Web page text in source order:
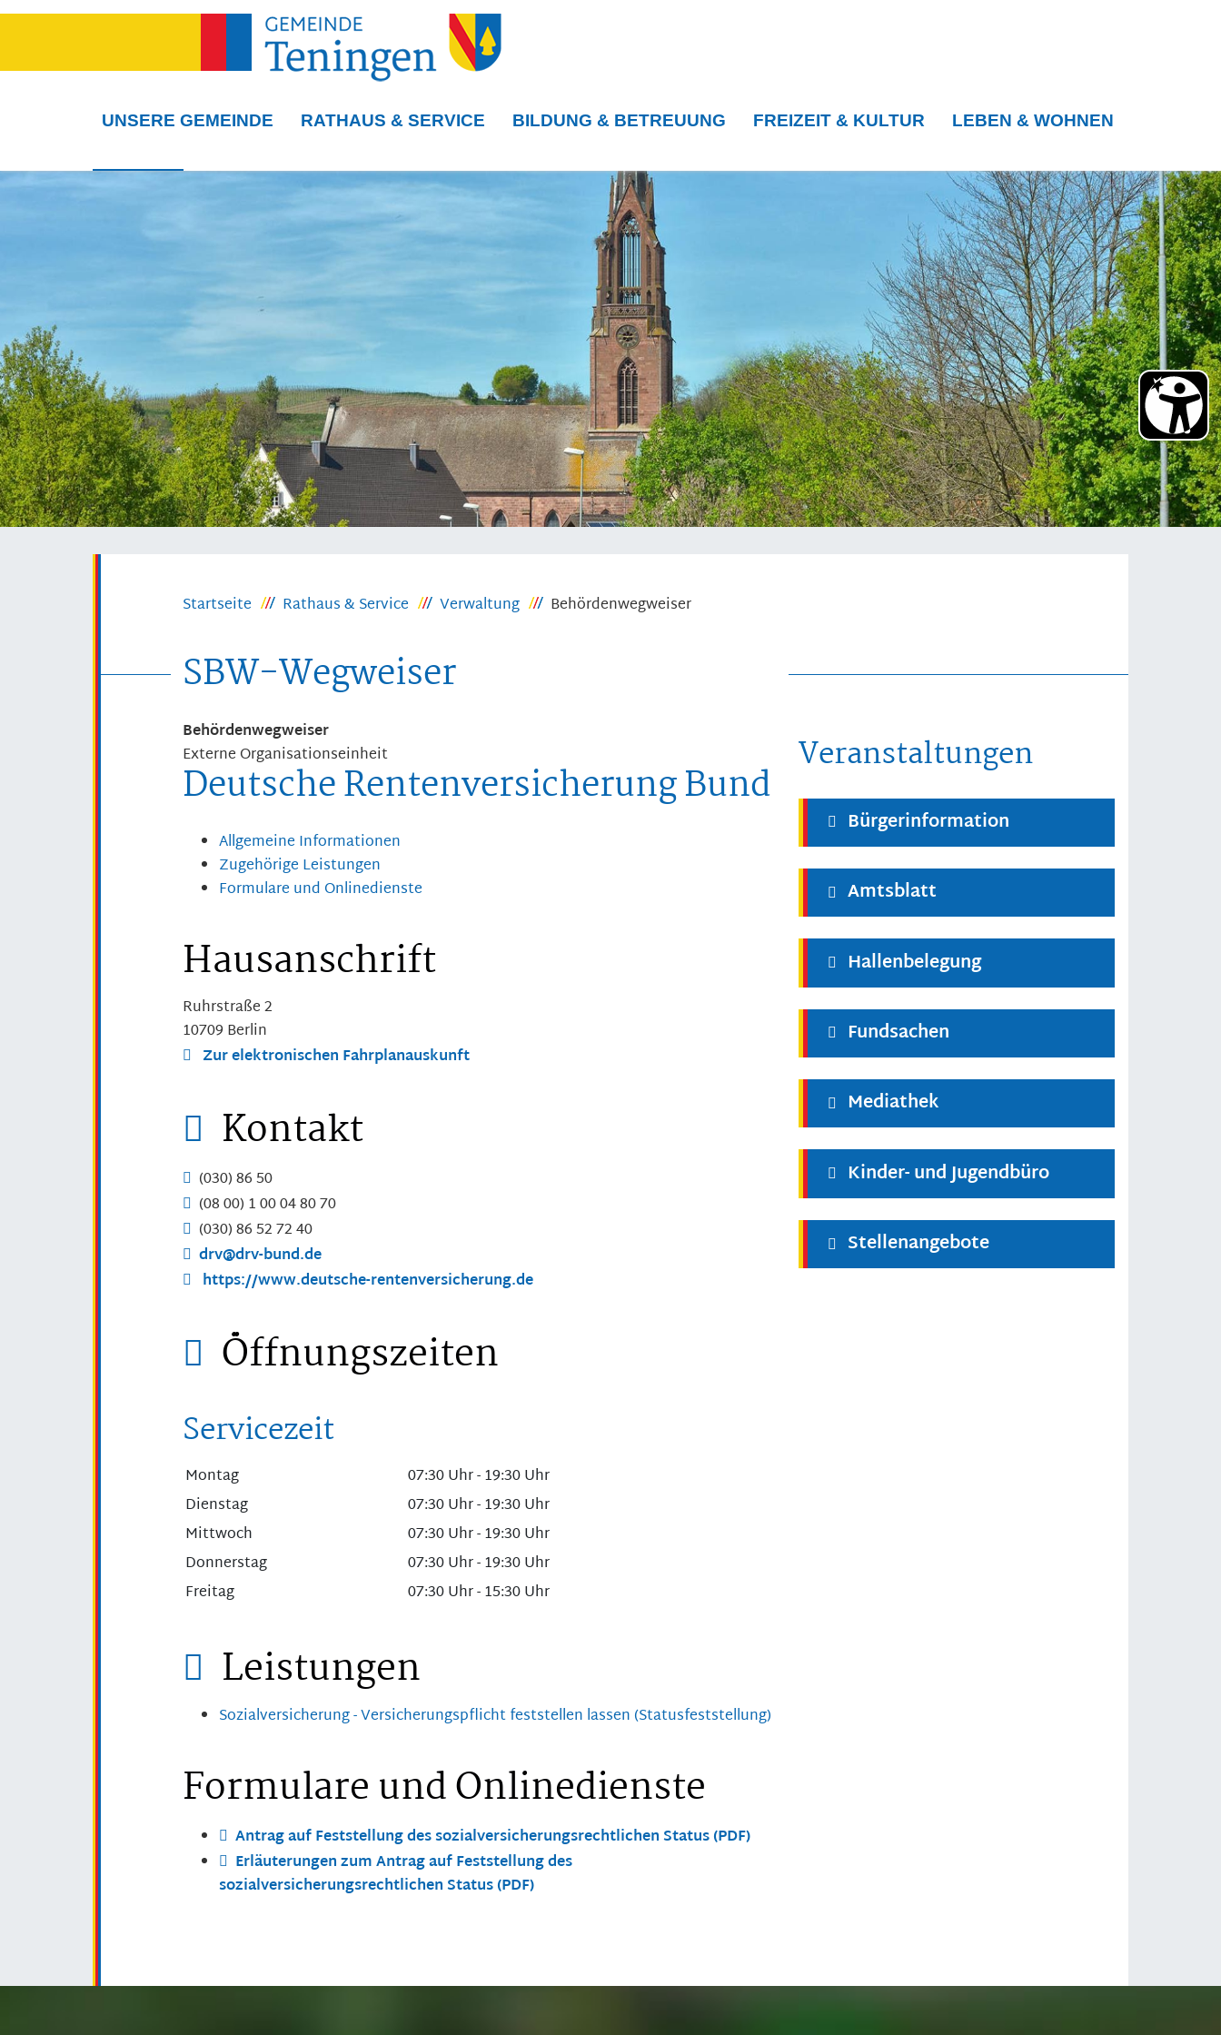
UNSERE GEMEINDE RATHAUS & SERVICE BILDUNG & BETREUUNG FREIZEIT & KULTUR LEBEN & WOHNEN
Startseite Rathaus & Service Verwaltung Behördenwegweiser
SBW-Wegweiser
Behördenwegweiser
Externe Organisationseinheit
Deutsche Rentenversicherung Bund
Allgemeine Informationen
Zugehörige Leistungen
Formulare und Onlinedienste
Hausanschrift
Ruhrstraße 2
10709Berlin
Zur elektronischen Fahrplanauskunft
Kontakt
(030) 8650
(0800) 100048070
(030) 86527240
drv@drv-bund.de
https://www.deutsche-rentenversicherung.de
Öffnungszeiten
Servicezeit
Montag 07:30 Uhr-19:30 Uhr
Dienstag
07:30 Uhr-19:30 Uhr
Mittwoch
07:30 Uhr-19:30 Uhr
Donnerstag
07:30 Uhr-19:30 Uhr
Freitag
07:30 Uhr-15:30 Uhr
Leistungen
Sozialversicherung - Versicherungspflicht feststellen lassen (Statusfeststellung)
Formulare und Onlinedienste
Antrag auf Feststellung des sozialversicherungsrechtlichen Status (PDF)
Erläuterungen zum Antrag auf Feststellung des
sozialversicherungsrechtlichen Status (PDF)
Veranstaltungen
Bürgerinformation
Amtsblatt
Hallenbelegung
Fundsachen
Mediathek
Kinder- und Jugendbüro
Stellenangebote